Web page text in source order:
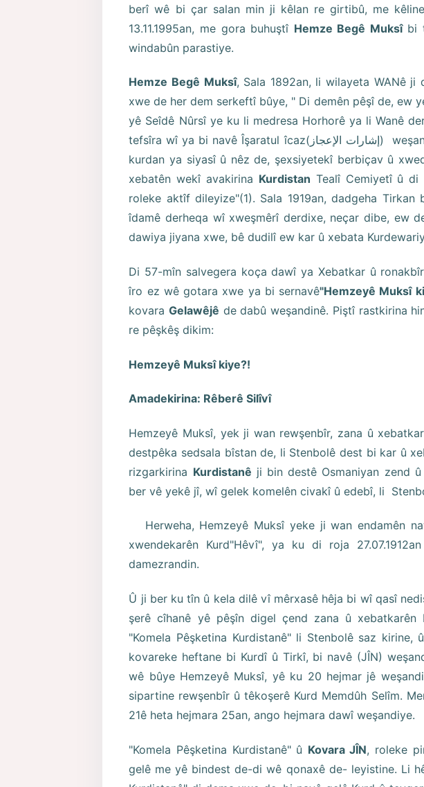
berî wê bi çar salan min ji kêlan re girtibû, me
13.11.1995an, me gora buhuştî Hemze Begê Muksîbi
windabûn parastiye.
Hemze Begê Muksî, Sala 1892an, li wilayeta WANê ji
xwe de her dem serkeftî bûye, " Di demên pêşî de, ew
yê Seîdê Nûrsî ye ku li medresa Horhorê ya li Wanê
tefsîra wî ya bi navê Îşaratul îcaz(إشارات الإعجاز) weşandiye. Herweha di dîroka
kurdan ya siyasî û nêz de, şexsiyetekî berbiçav û
xebatên wekî avakirina Kurdistan Tealî Cemiyetî û di
roleke aktîf dileyize"(1). Sala 1919an, dadgeha Tirkan
îdamê derheqa wî xweşmêrî derdixe, neçar dibe, ew
dawiya jiyana xwe, bê dudilî ew kar û xebata
Di 57-mîn salvegera koça dawî ya Xebatkar û
îro ez wê gotara xwe ya bi sernavê"Hemzeyê Muksî
kovaraGelawêjê de dabû weşandinê. Piştî rastkirina
re pêşkêş dikim:
Hemzeyê Muksî kiye?!
Amadekirina: Rêberê Silîvî
Hemzeyê Muksî, yek ji wan rewşenbîr, zana û
destpêka sedsala bîstan de, li Stenbolê dest bi kar û
rizgarkirina Kurdistanê ji bin destê Osmaniyan zend
ber vê yekê jî, wî gelek komelên civakî û edebî, li
Herweha, Hemzeyê Muksî yeke ji wan endamên
xwendekarên Kurd"Hêvî", ya ku di roja
damezrandin.
Û ji ber ku tîn û kela dilê vî mêrxasê hêja bi wî qasî
şerê cîhanê yê pêşîn digel çend zana û
"Komela Pêşketina Kurdistanê" li Stenbolê saz kirine,
kovareke heftane bi Kurdî û Tirkî, bi navê (JÎN)
wê bûye Hemzeyê Muksî, yê ku 20 hejmar jê
sipartine rewşenbîr û têkoşerê Kurd Memdûh Selîm.
21ê heta hejmara 25an, ango hejmara dawî weşandiye.
"Komela Pêşketina Kurdistanê" û Kovara JÎN, roleke
gelê me yê bindest de-di wê qonaxê de- leyistine. Li